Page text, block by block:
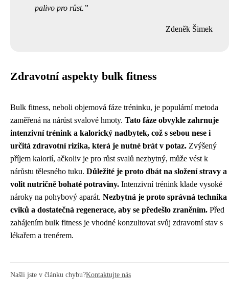
palivo pro růst.
Zdeněk Šimek
Zdravotní aspekty bulk fitness
Bulk fitness, neboli objemová fáze tréninku, je populární metoda
zaměřená na nárůst svalové hmoty. Tato fáze obvykle zahrnuje
intenzivní trénink a kalorický nadbytek, což s sebou nese i
určitá zdravotní rizika, která je nutné brát v potaz. Zvýšený
příjem kalorií, ačkoliv je pro růst svalů nezbytný, může vést k
nárůstu tělesného tuku. Důležité je proto dbát na složení stravy a
volit nutričně bohaté potraviny. Intenzivní trénink klade vysoké
nároky na pohybový aparát. Nezbytná je proto správná technika
cviků a dostatečná regenerace, aby se předešlo zraněním. Před
zahájením bulk fitness je vhodné konzultovat svůj zdravotní stav s
lékařem a trenérem.
Našli jste v článku chybu?Kontaktujte nás